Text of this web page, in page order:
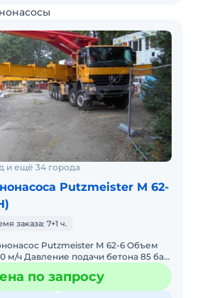
и ещё 34 города
Putzmeister M 62-
заказа: 7+1 ч.
Putzmeister М 62-6 Объем
м/ч Давление подачи бетона 85 бар
вверх 61.1
по запросу